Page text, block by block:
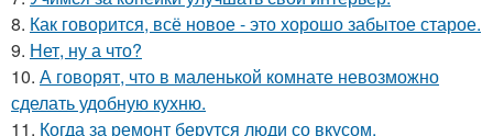
8. Как говорится, всё новое - это хорошо забытое старое.
9. Нет, ну а что?
10. А говорят, что в маленькой комнате невозможно
сделать удобную кухню.
11. Когда за ремонт берутся люди со вкусом.